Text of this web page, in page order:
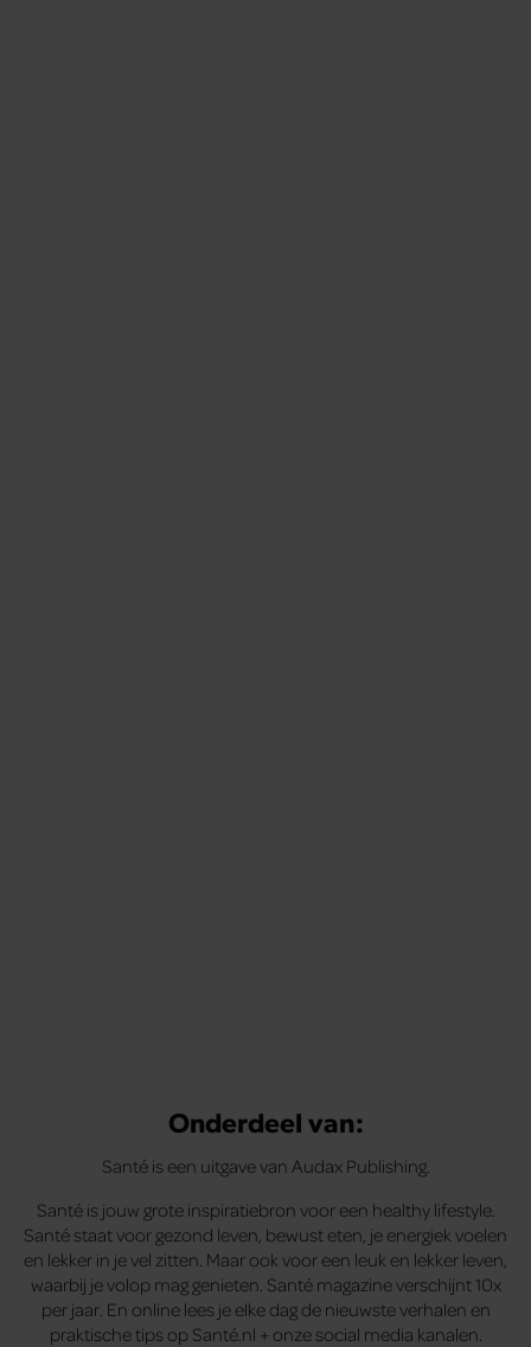
Onderdeel van:
Santé is een uitgave van Audax Publishing.
Santé is jouw grote inspiratiebron voor een healthy lifestyle.
Santé staat voor gezond leven, bewust eten, je energiek voelen
en lekker in je vel zitten. Maar ook voor een leuk en lekker leven,
waarbij je volop mag genieten. Santé magazine verschijnt 10x
per jaar. En online lees je elke dag de nieuwste verhalen en
praktische tips op Santé.nl + onze social media kanalen.